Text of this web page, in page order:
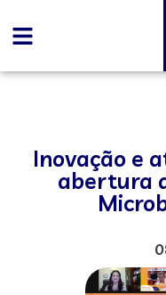
Inovação e
abertura